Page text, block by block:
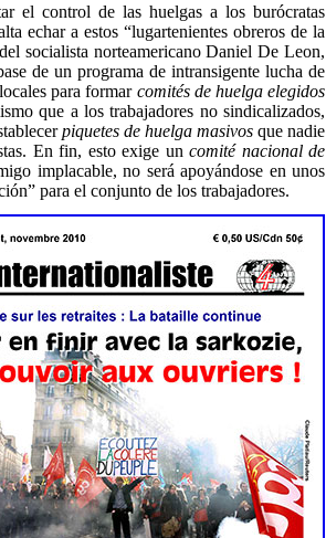
el control de las huelgas a los burócratas
echar a estos “lugartenientes obreros de la
socialista norteamericano Daniel De Leon,
de un programa de intransigente lucha de
para formar comités de huelga elegidos
que a los trabajadores no sindicalizados,
piquetes de huelga masivosque nadie
En fin, esto exige uncomité nacional de
implacable, no será apoyándose en unos
para el conjunto de los trabajadores.